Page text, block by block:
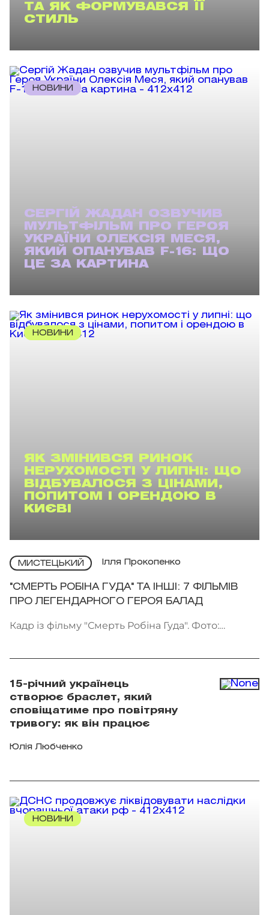
ТА ЯК ФОРМУВАВСЯ ЇЇ
СТИЛЬ
НОВИНИ
СЕРГІЙ ЖАДАН ОЗВУЧИВ
МУЛЬТФІЛЬМ ПРО ГЕРОЯ
УКРАЇНИ ОЛЕКСІЯ МЕСЯ,
ЯКИЙ ОПАНУВАВ F-16: ЩО
ЦЕ ЗА КАРТИНА
НОВИНИ
ЯК ЗМІНИВСЯ РИНОК
НЕРУХОМОСТІ У ЛИПНІ: ЩО
ВІДБУВАЛОСЯ З ЦІНАМИ,
ПОПИТОМ І ОРЕНДОЮ В
КИЄВІ
МИСТЕЦЬКИЙ Ілля Прокопенко
"СМЕРТЬ РОБІНА ГУДА" ТА ІНШІ: 7 ФІЛЬМІВ
ПРО ЛЕГЕНДАРНОГО ГЕРОЯ БАЛАД
Кадр із фільму "Смерть Робіна Гуда". Фото:
15-річний українець
створює браслет, який
сповіщатиме про повітряну
тривогу: як він працює
Юлія Любченко
НОВИНИ